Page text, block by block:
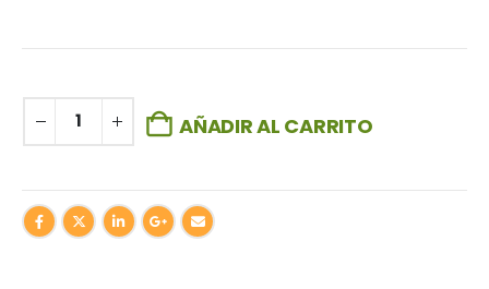
AÑADIR AL CARRITO